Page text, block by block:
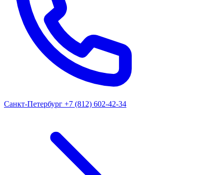
Санкт-Петербург +7 (812) 602-42-34